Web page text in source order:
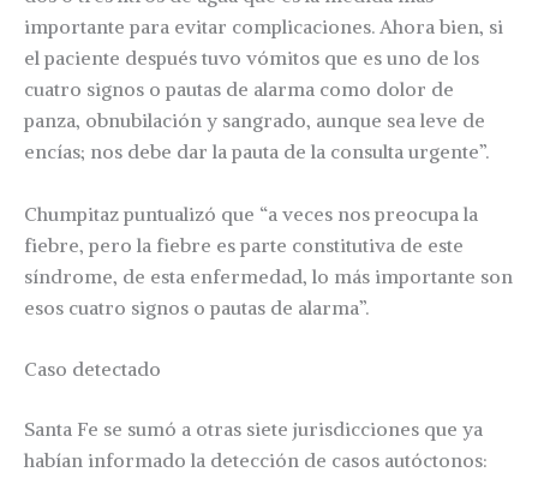
importante para evitar complicaciones. Ahora bien, si
el paciente después tuvo vómitos que es uno de los
cuatro signos o pautas de alarma como dolor de
panza, obnubilación y sangrado, aunque sea leve de
encías; nos debe dar la pauta de la consulta urgente”.
Chumpitaz puntualizó que “a veces nos preocupa la
fiebre, pero la fiebre es parte constitutiva de este
síndrome, de esta enfermedad, lo más importante son
esos cuatro signos o pautas de alarma”.
Caso detectado
Santa Fe se sumó a otras siete jurisdicciones que ya
habían informado la detección de casos autóctonos: